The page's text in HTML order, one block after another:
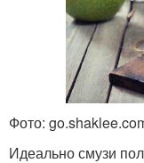
Фото:
Идеально смузи